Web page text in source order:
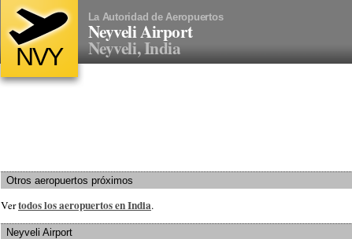
NVY
La Autoridad de Aeropuertos
Neyveli Airport
Neyveli, India
Otros aeropuertos próximos
Vertodos los aeropuertos en India.
Neyveli Airport